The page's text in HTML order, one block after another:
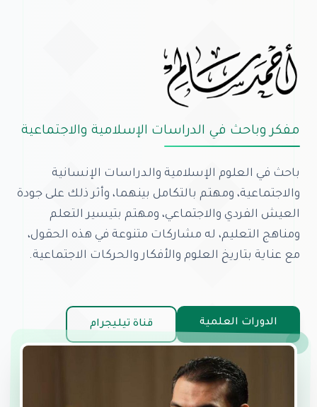
مفكر وباحث في الدراسات الإسلامية والاجتماعية
باحث في العلوم الإسلامية والدراسات الإنسانية
والاجتماعية، ومهتم بالتكامل بينهما، وأثر ذلك على جودة
العيش الفردي والاجتماعي، ومهتم بتيسير التعلم
ومناهج التعليم، له مشاركات متنوعة في هذه الحقول،
مع عناية بتاريخ العلوم والأفكار والحركات الاجتماعية.
الدورات العلمية قناة تيليجرام